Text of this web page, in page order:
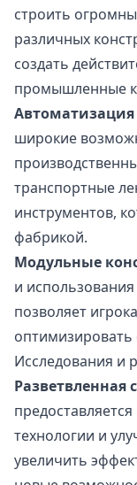
строить
различных
создать
промышленные
Автоматизация
широкие
транспортные
инструментов,
фабрикой.
Модульные
и
позволяет
Исследования и
Разветвленная
технологии и
увеличить